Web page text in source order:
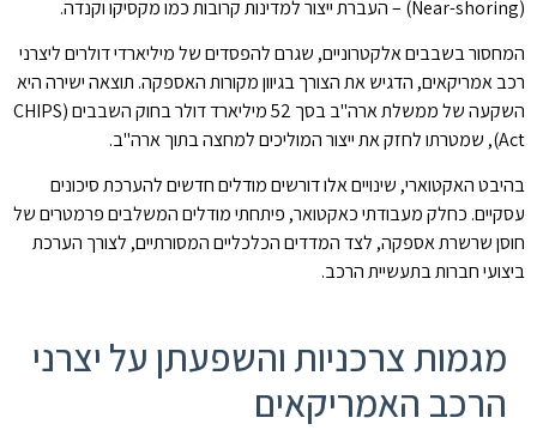
(Near-shoring) – העברת ייצור למדינות קרובות כמו מקסיקו וקנדה.
המחסור בשבבים אלקטרוניים, שגרם להפסדים של מיליארדי דולרים ליצרני
רכב אמריקאים, הדגיש את הצורך בגיוון מקורות האספקה. תוצאה ישירה היא
השקעה של ממשלת ארה"ב בסך 52 מיליארד דולר בחוק השבבים (CHIPS
Act), שמטרתו לחזק את ייצור המוליכים למחצה בתוך ארה"ב.
בהיבט האקטוארי, שינויים אלו דורשים מודלים חדשים להערכת סיכונים
עסקיים. כחלק מעבודתי כאקטואר, פיתחתי מודלים המשלבים פרמטרים של
חוסן שרשרת אספקה, לצד המדדים הכלכליים המסורתיים, לצורך הערכת
ביצועי חברות בתעשיית הרכב.
מגמות צרכניות והשפעתן על יצרני
הרכב האמריקאים